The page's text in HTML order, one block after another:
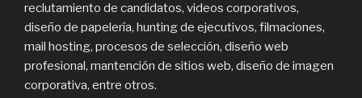
reclutamiento de candidatos, videos corporativos,
diseño de papelería, hunting de ejecutivos, filmaciones,
mail hosting, procesos de selección, diseño web
profesional, mantención de sitios web, diseño de imagen
corporativa, entre otros.